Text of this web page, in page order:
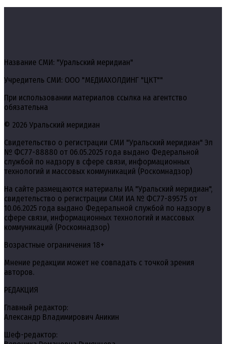
Название СМИ: "Уральский меридиан"
Учредитель СМИ: ООО "МЕДИАХОЛДИНГ "ЦКТ""
При использовании материалов ссылка на агентство
обязательна
© 2026 Уральский меридиан
Свидетельство о регистрации СМИ "Уральский меридиан" Эл
№ ФС77-88880 от 06.05.2025 года выдано Федеральной
службой по надзору в сфере связи, информационных
технологий и массовых коммуникаций (Роскомнадзор)
На сайте размещаются материалы ИА "Уральский меридиан",
свидетельство о регистрации СМИ ИА № ФС77-89575 от
10.06.2025 года выдано Федеральной службой по надзору в
сфере связи, информационных технологий и массовых
коммуникаций (Роскомнадзор)
Возрастные ограничения 18+
Мнение редакции может не совпадать с точкой зрения
авторов.
РЕДАКЦИЯ
Главный редактор:
Александр Владимирович Аникин
Шеф-редактор: